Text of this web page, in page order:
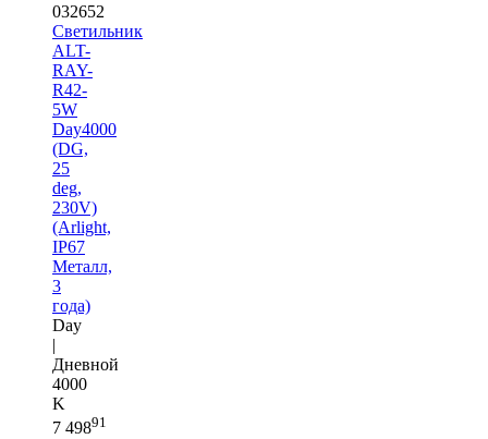
032652
Светильник
ALT-
RAY-
R42-
5W
Day4000
(DG,
25
deg,
230V)
(Arlight,
IP67
Металл,
3
года)
Day
|
Дневной
4000
K
7 49891